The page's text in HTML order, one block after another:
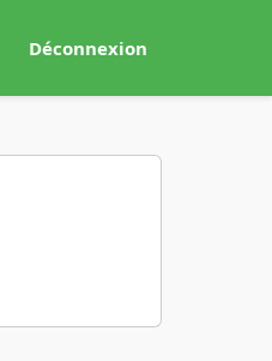
Déconnexion